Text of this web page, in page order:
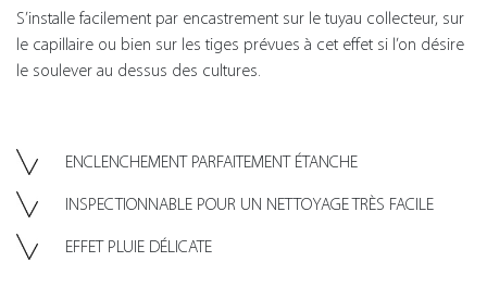
S’installe facilement par encastrement sur le tuyau collecteur, sur
le capillaire ou bien sur les tiges prévues à cet effet si l’on désire
le soulever au dessus des cultures.
ENCLENCHEMENT PARFAITEMENT ÉTANCHE
INSPECTIONNABLE POUR UN NETTOYAGE TRÈS FACILE
EFFET PLUIE DÉLICATE